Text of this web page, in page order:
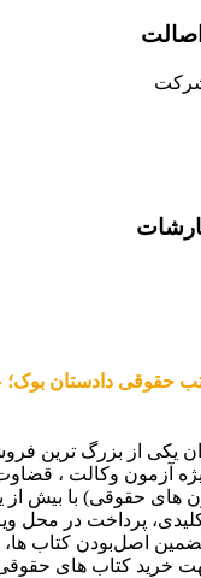
حقوقی دادستان بوک؛
یکی از بزرگ ترین
آزمون وکالت ،
های حقوقی) با بیش از
پرداخت در محل
اصل‌بودن کتاب ها،
خرید کتاب های